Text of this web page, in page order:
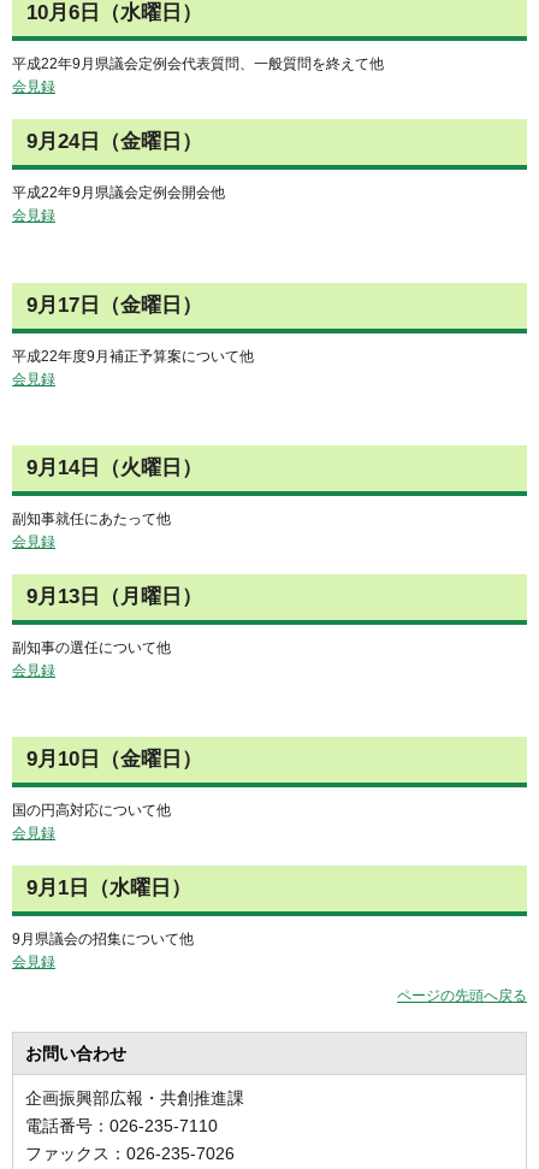
10月6日（水曜日）
平成22年9月県議会定例会代表質問、一般質問を終えて他
会見録
9月24日（金曜日）
平成22年9月県議会定例会開会他
会見録
9月17日（金曜日）
平成22年度9月補正予算案について他
会見録
9月14日（火曜日）
副知事就任にあたって他
会見録
9月13日（月曜日）
副知事の選任について他
会見録
9月10日（金曜日）
国の円高対応について他
会見録
9月1日（水曜日）
9月県議会の招集について他
会見録
ページの先頭へ戻る
お問い合わせ
企画振興部広報・共創推進課
電話番号：026-235-7110
ファックス：026-235-7026